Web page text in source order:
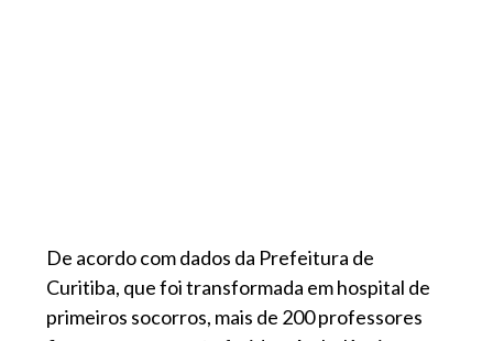
De acordo com dados da Prefeitura de
Curitiba, que foi transformada em hospital de
primeiros socorros, mais de 200 professores